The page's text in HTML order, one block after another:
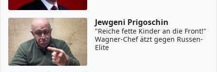
Jewgeni Prigoschin
"Reiche fette Kinder an die Front!"
Wagner-Chef ätzt gegen Russen-
Elite